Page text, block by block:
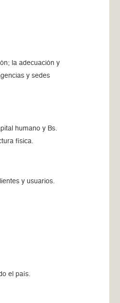
la adecuación y
y sedes
humano y Bs.
física.
y usuarios.
el país.